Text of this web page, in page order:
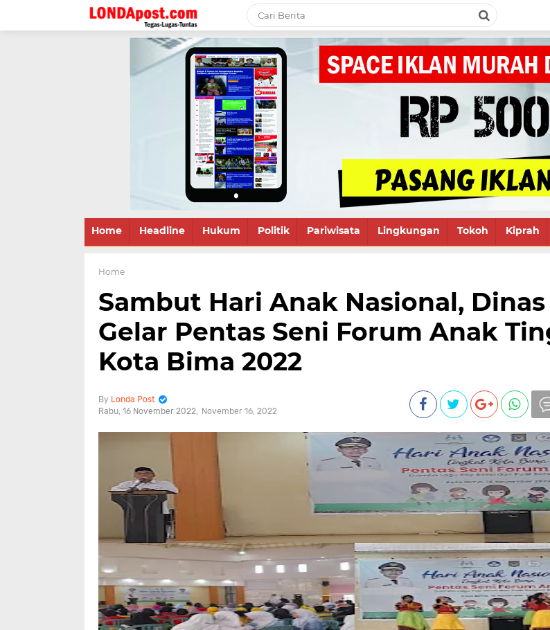
Home Headline Hukum Politik Pariwisata Lingkungan Tokoh Kiprah
Home
Sambut Hari Anak Nasional, Dinas
Gelar Pentas Seni Forum Anak
Kota Bima 2022
Londa Post
Rabu, 16 November 2022
November 16, 2022